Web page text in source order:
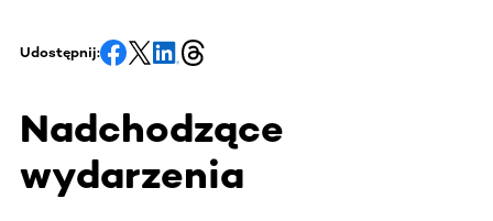
Udostępnij:
Nadchodzące
wydarzenia